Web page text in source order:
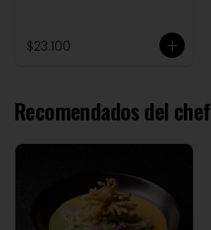
$23.100
Recomendados del chef